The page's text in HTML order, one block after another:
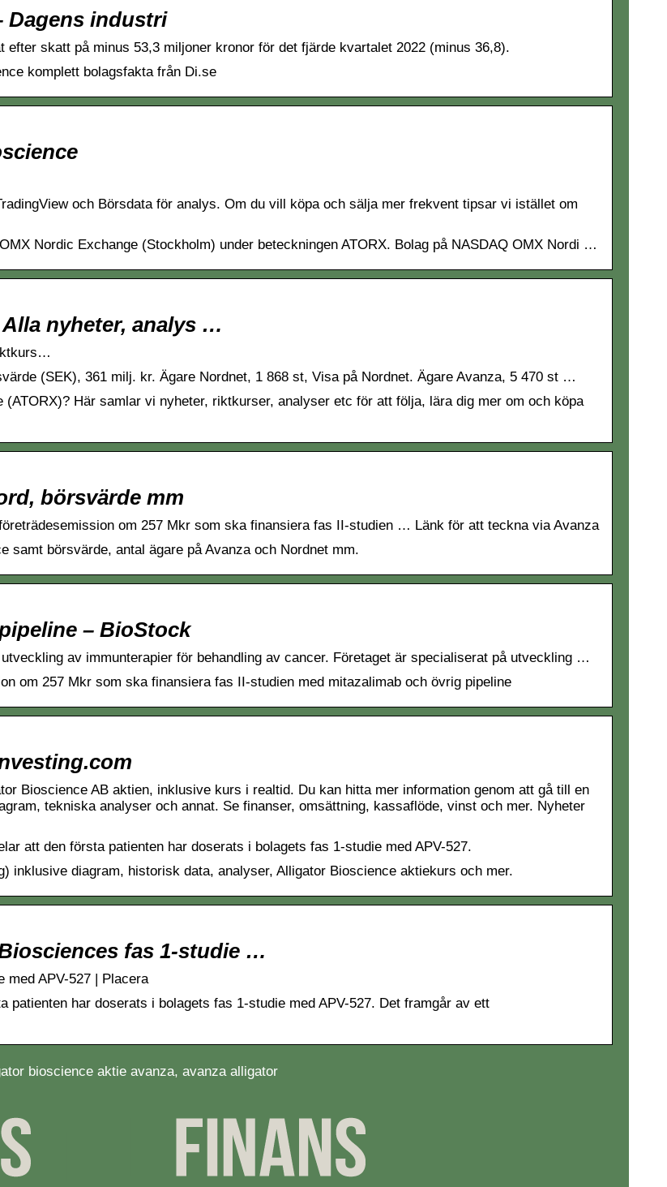
Dagens industri
skatt på minus 53,3 miljoner kronor för det fjärde kvartalet 2022 (minus 36,8).
komplett bolagsfakta från Di.se
och Börsdata för analys. Om du vill köpa och sälja mer frekvent tipsar vi istället om
Nordic Exchange (Stockholm) under beteckningen ATORX. Bolag på NASDAQ OMX Nordi …
nyheter, analys …
(SEK), 361 milj. kr. Ägare Nordnet, 1 868 st, Visa på Nordnet. Ägare Avanza, 5 470 st …
Här samlar vi nyheter, riktkurser, analyser etc för att följa, lära dig mer om och köpa
börsvärde mm
om 257 Mkr som ska finansiera fas II-studien … Länk för att teckna via Avanza
börsvärde, antal ägare på Avanza och Nordnet mm.
– BioStock
av immunterapier för behandling av cancer. Företaget är specialiserat på utveckling …
om 257 Mkr som ska finansiera fas II-studien med mitazalimab och övrig pipeline
Bioscience AB aktien, inklusive kurs i realtid. Du kan hitta mer information genom att gå till en
tekniska analyser och annat. Se finanser, omsättning, kassaflöde, vinst och mer. Nyheter
att den första patienten har doserats i bolagets fas 1-studie med APV-527.
inklusive diagram, historisk data, analyser, Alligator Bioscience aktiekurs och mer.
fas 1-studie …
med APV-527 | Placera
patienten har doserats i bolagets fas 1-studie med APV-527. Det framgår av ett
bioscience aktie avanza, avanza alligator